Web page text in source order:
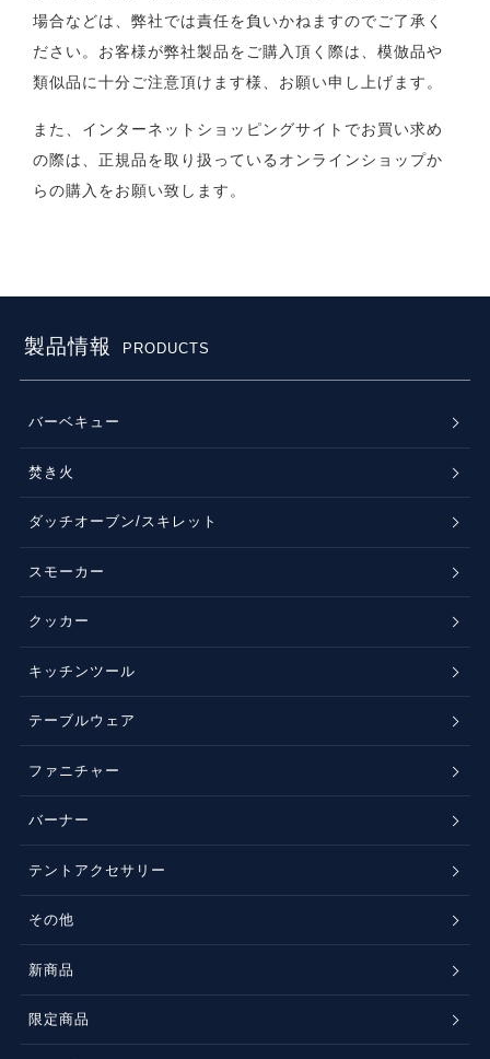
場合などは、弊社では責任を負いかねますのでご了承く
ださい。お客様が弊社製品をご購入頂く際は、模倣品や
類似品に十分ご注意頂けます様、お願い申し上げます。
また、インターネットショッピングサイトでお買い求め
の際は、正規品を取り扱っているオンラインショップか
らの購入をお願い致します。
製品情報 PRODUCTS
バーベキュー
焚き火
ダッチオーブン/スキレット
スモーカー
クッカー
キッチンツール
テーブルウェア
ファニチャー
バーナー
テントアクセサリー
その他
新商品
限定商品